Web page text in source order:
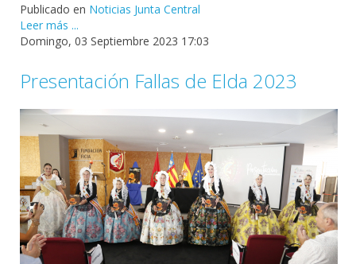
Publicado en Noticias Junta Central
Leer más ...
Domingo, 03 Septiembre 2023 17:03
Presentación Fallas de Elda 2023